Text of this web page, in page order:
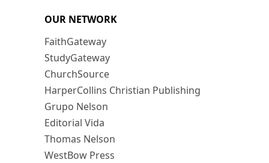
OUR NETWORK
FaithGateway
StudyGateway
ChurchSource
HarperCollins Christian Publishing
Grupo Nelson
Editorial Vida
Thomas Nelson
WestBow Press